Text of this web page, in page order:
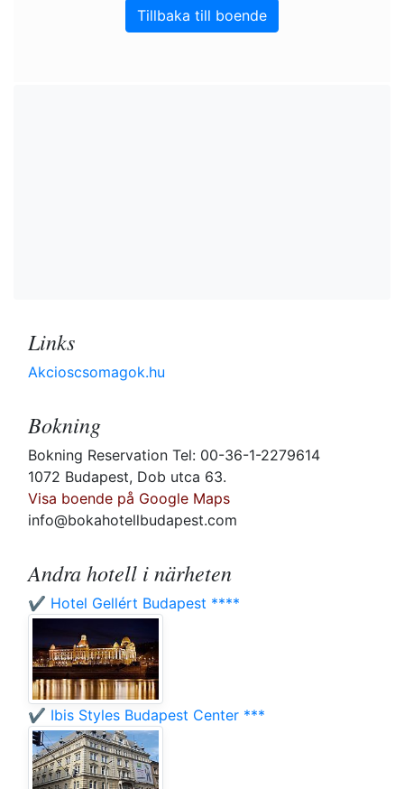
Tillbaka till boende
Links
Akcioscsomagok.hu
Bokning
Bokning Reservation Tel: 00-36-1-2279614
1072 Budapest, Dob utca 63.
Visa boende på Google Maps
info@bokahotellbudapest.com
Andra hotell i närheten
✔️ Hotel Gellért Budapest ****
✔️ Ibis Styles Budapest Center ***